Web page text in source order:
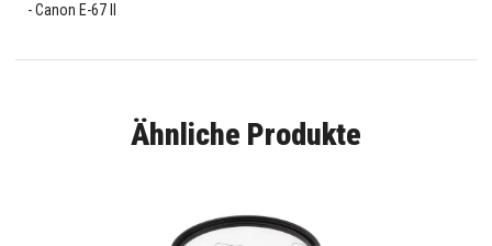
Canon E-67 II
Ähnliche Produkte